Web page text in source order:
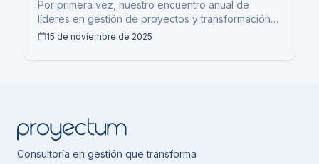
Por primera vez, nuestro encuentro anual de
líderes en gestión de proyectos y transformación
se realiza en República Dominicana.
15 de noviembre de 2025
Consultoría en gestión que transforma